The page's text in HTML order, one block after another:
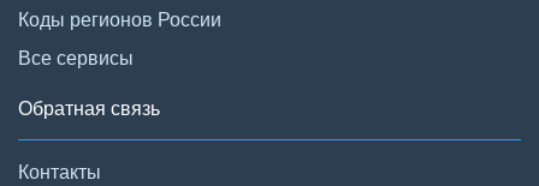
Коды регионов России
Все сервисы
Обратная связь
Контакты